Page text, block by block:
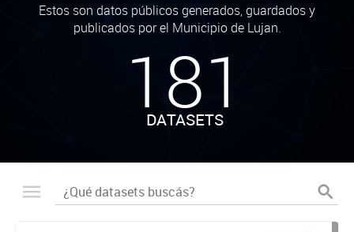
Estos son datos públicos generados, guardados y
publicados por el Municipio de Lujan.
181
DATASETS